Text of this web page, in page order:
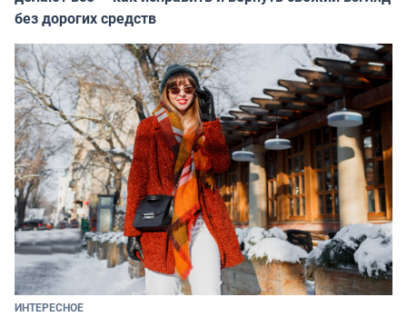
без дорогих средств
ИНТЕРЕСНОЕ